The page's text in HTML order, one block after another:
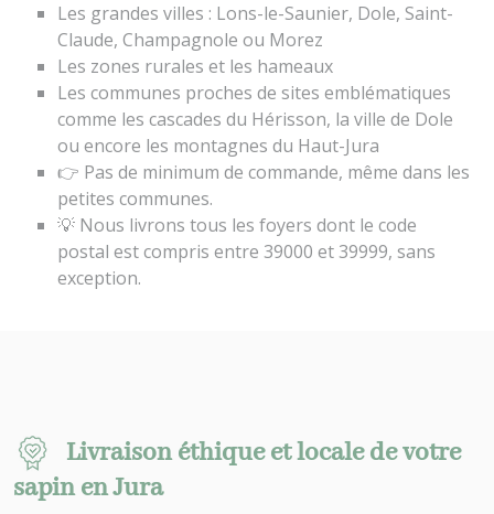
Les grandes villes : Lons-le-Saunier, Dole, Saint-
Claude, Champagnole ou Morez
Les zones rurales et les hameaux
Les communes proches de sites emblématiques
comme les cascades du Hérisson, la ville de Dole
ou encore les montagnes du Haut-Jura
👉 Pas de minimum de commande, même dans les
petites communes.
💡 Nous livrons tous les foyers dont le code
postal est compris entre 39000 et 39999, sans
exception.
Livraison éthique et locale de votre
sapin en Jura